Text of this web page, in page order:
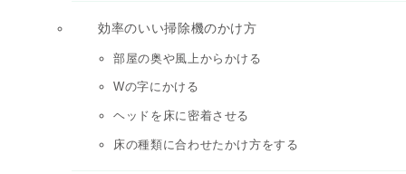
効率のいい掃除機のかけ方
部屋の奥や風上からかける
Wの字にかける
ヘッドを床に密着させる
床の種類に合わせたかけ方をする